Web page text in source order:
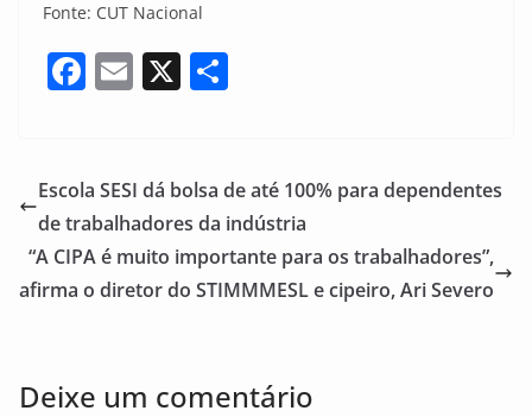
Fonte: CUT Nacional
F
e
b
o
o
E
l
X
e
Escola SESI dá bolsa de até 100% para dependentes
de trabalhadores da indústria
“A CIPA é muito importante para os trabalhadores”,
afirma o diretor do STIMMMESL e cipeiro, Ari Severo
Deixe um comentário